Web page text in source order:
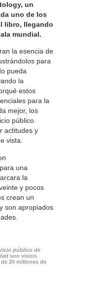
un
uno de los
libro, llegando
mundial.
la esencia de
para
pueda
la
estos
para la
mejor, los
público
actitudes y
vista.
una
la
y pocos
crean un
son apropiados
público de
son vistos
20 millones de